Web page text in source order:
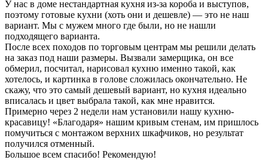
У нас в доме нестандартная кухня из-за короба и выступов,
поэтому готовые кухни (хоть они и дешевле) — это не наш
вариант. Мы с мужем много где были, но не нашли
подходящего варианта.
После всех походов по торговым центрам мы решили делать
на заказ под наши размеры. Вызвали замерщика, он все
обмерил, посчитал, нарисовал кухню именно такой, как
хотелось, и картинка в голове сложилась окончательно. Не
скажу, что это самый дешевый вариант, но кухня идеально
вписалась и цвет выбрала такой, как мне нравится.
Примерно через 2 недели нам установили нашу кухню-
красавицу! «Благодаря» нашим кривым стенам, им пришлось
помучиться с монтажом верхних шкафчиков, но результат
получился отменный.
Большое всем спасибо! Рекомендую!